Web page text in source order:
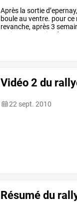
Après la sortied’epernay,
bouleau ventre. pource
revanche, après3
vraiment
vite dans
Vidéo 2 du
22 sept. 2010
Résumé du